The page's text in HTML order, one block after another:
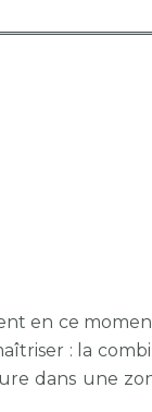
en ce
: la
dans une